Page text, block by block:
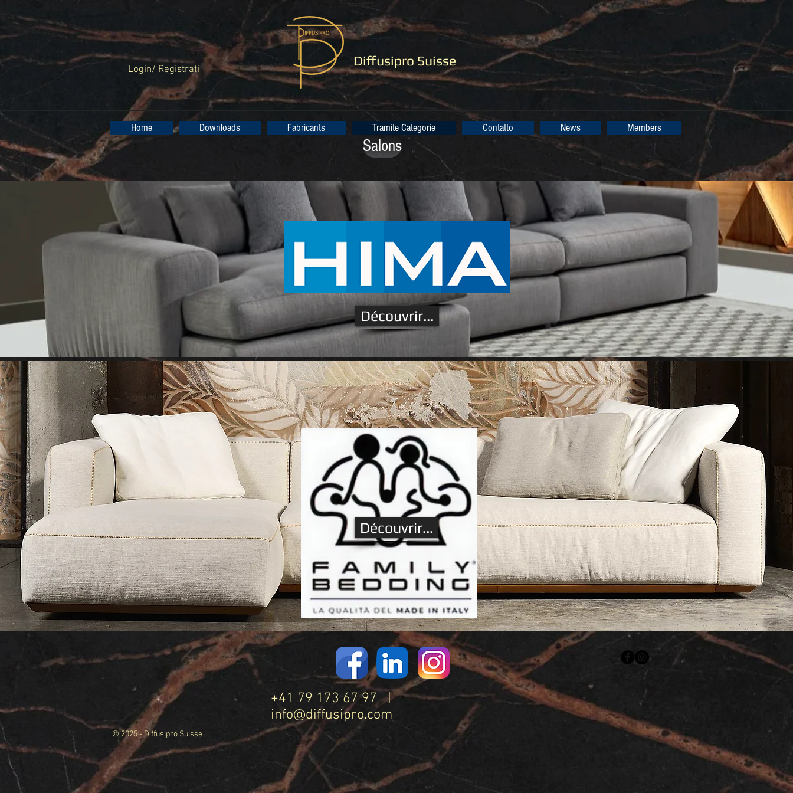
Login/ Registrati
Diffusipro Suisse
Home Downloads Fabricants Tramite Categorie Contatto News Members
Salons
Découvrir...
Découvrir...
+41 79 173 67 97 |
info@diffusipro.com
© 2025 - Diffusipro Suisse